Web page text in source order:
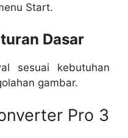
Start.
Dasar
sesuai kebutuhan
gambar.
Pro 3